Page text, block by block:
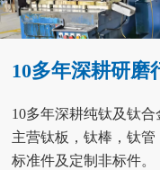
10多年深耕研磨
10多年深耕纯钛及钛合
主营钛板，钛棒，钛
标准件及定制非标件。